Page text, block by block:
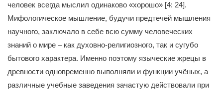
человек всегда мыслил одинаково «хорошо» [4: 24].
Мифологическое мышление, будучи предтечей мышления
научного, заключало в себе всю сумму человеческих
знаний о мире – как духовно-религиозного, так и сугубо
бытового характера. Именно поэтому языческие жрецы в
древности одновременно выполняли и функции учёных, а
различные учебные заведения зачастую действовали при